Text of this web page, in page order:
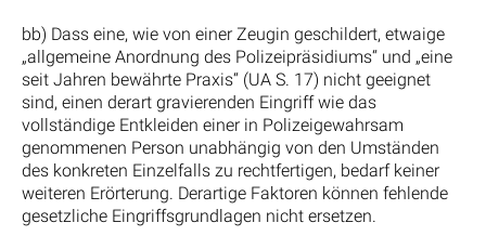
bb) Dass eine, wie von einer Zeugin geschildert, etwaige
„allgemeine Anordnung des Polizeipräsidiums“ und „eine
seit Jahren bewährte Praxis“ (UA S. 17) nicht geeignet
sind, einen derart gravierenden Eingriff wie das
vollständige Entkleiden einer in Polizeigewahrsam
genommenen Person unabhängig von den Umständen
des konkreten Einzelfalls zu rechtfertigen, bedarf keiner
weiteren Erörterung. Derartige Faktoren können fehlende
gesetzliche Eingriffsgrundlagen nicht ersetzen.